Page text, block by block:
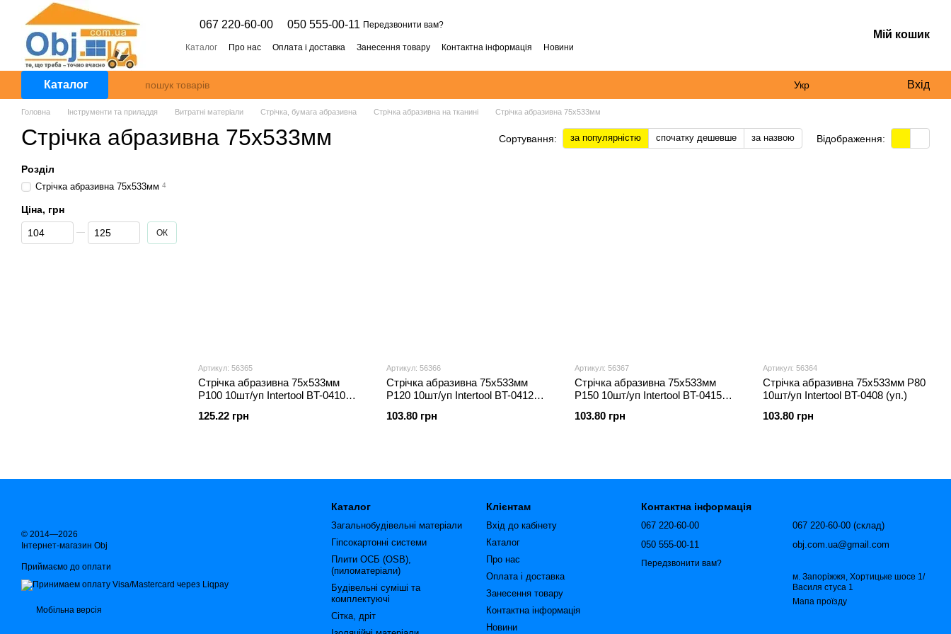
Перейти к основному контенту
067 220-60-00 050 555-00-11 Передзвонити вам?
Каталог Про нас Оплата і доставка Занесення товару Контактна інформація Новини
Мій кошик
Каталог Укр Вхід
Головна Інструменти та приладдя Витратні матеріали Стрічка, бумага абразивна Стрічка абразивна на тканині Стрічка абразивна 75х533мм
Стрічка абразивна 75х533мм Сортування: за популярністю спочатку дешевше за назвою Відображення:
Артикул: 56365
Стрічка абразивна 75х533мм
Р100 10шт/уп Intertool BT-0410
125.22 грн
Артикул: 56366
Стрічка абразивна 75х533мм
Р120 10шт/уп Intertool BT-0412
103.80 грн
Артикул: 56367
Стрічка абразивна 75х533мм
Р150 10шт/уп Intertool BT-0415
103.80 грн
Артикул: 56364
Стрічка абразивна 75х533мм Р80
10шт/уп Intertool BT-0408 (уп.)
103.80 грн
Розділ
Стрічка абразивна 75х533мм 4
Ціна, грн
От Ціна, грн
До Ціна, грн ОК
© 2014—2026
Інтернет-магазин Obj
Приймаємо до оплати
Мобільна версія
Каталог
Загальнобудівельні матеріали
Гіпсокартонні системи
Плити ОСБ (OSB),
(пиломатеріали)
Будівельні суміші та
комплектуючі
Сітка, дріт
Клієнтам
Вхід до кабінету
Каталог
Про нас
Оплата і доставка
Занесення товару
Контактна інформація
Новини
Контактна інформація
067 220-60-00
050 555-00-11
Передзвонити вам?
067 220-60-00 (склад)
obj.com.ua@gmail.com
м. Запоріжжя, Хортицьке шосе 1/
Василя стуса 1
Мапа проїзду